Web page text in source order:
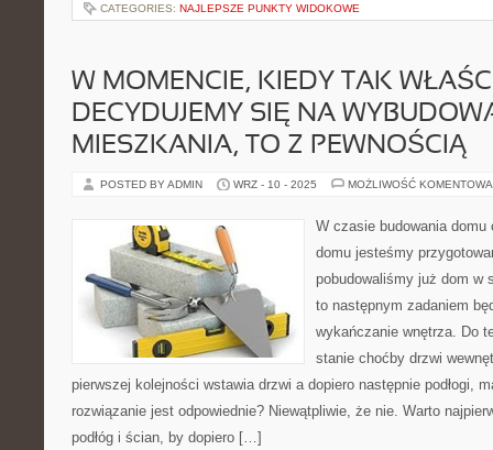
CATEGORIES: NAJLEPSZE PUNKTY WIDOKOWE
W MOMENCIE, KIEDY TAK
DECYDUJEMY SIĘ NA
MIESZKANIA, TO Z PEWNOŚCIĄ
POSTED BY ADMIN WRZ - 10 - 2025 MOŻLIWOŚĆ
W czasie budowania
domu jesteśmy
pobudowaliśmy już dom w
to następnym zadaniem
wykańczanie wnętrza. Do
stanie choćby drzwi
pierwszej kolejności wstawia drzwi a dopiero następnie podłogi,
rozwiązanie jest odpowiednie? Niewątpliwie, że nie. Warto
podłóg i ścian, by dopiero […]